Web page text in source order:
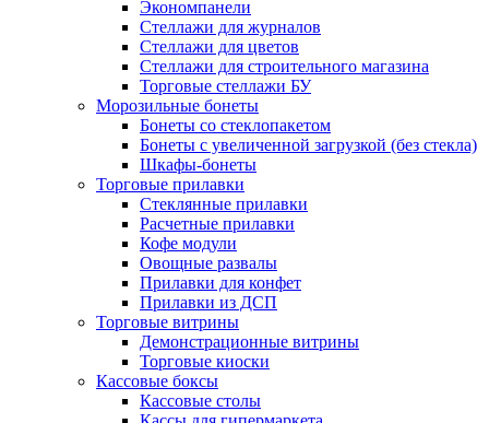
Экономпанели
Стеллажи для журналов
Стеллажи для цветов
Стеллажи для строительного магазина
Торговые стеллажи БУ
Морозильные бонеты
Бонеты со стеклопакетом
Бонеты с увеличенной загрузкой (без стекла)
Шкафы-бонеты
Торговые прилавки
Стеклянные прилавки
Расчетные прилавки
Кофе модули
Овощные развалы
Прилавки для конфет
Прилавки из ДСП
Торговые витрины
Демонстрационные витрины
Торговые киоски
Кассовые боксы
Кассовые столы